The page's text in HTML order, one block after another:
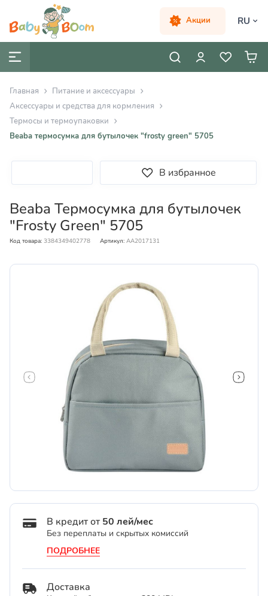
Акции RU
Главная
Питание и аксессуары
Аксессуары и средства для кормления
Термосы и термоупаковки
Beaba термосумка для бутылочек "frosty green" 5705
В избранное
Beaba Термосумка для бутылочек
"Frosty Green" 5705
Код товара: 3384349402778 Артикул: AA2017131
В кредит от50 лей/мес
Без переплаты и скрытых комиссий
ПОДРОБНЕЕ
Доставка